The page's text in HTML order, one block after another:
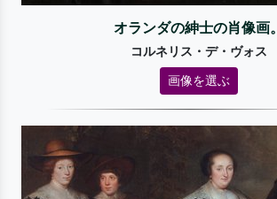
オランダの紳士の肖像画。
コルネリス・デ・ヴォス
画像を選ぶ